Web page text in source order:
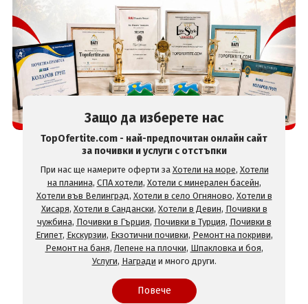
Защо да изберете нас
TopOfertite.com - най-предпочитан онлайн сайт
за почивки и услуги с отстъпки
При нас ще намерите оферти за Хотели на море, Хотели
на планина, СПА хотели, Хотели с минерален басейн,
Хотели във Велинград, Хотели в село Огняново, Хотели в
Хисаря, Хотели в Сандански, Хотели в Девин, Почивки в
чужбина, Почивки в Гърция, Почивки в Турция, Почивки в
Египет, Екскурзии, Екзотични почивки, Ремонт на покриви,
Ремонт на баня, Лепене на плочки, Шпакловка и боя,
Услуги, Награди и много други.
Повече